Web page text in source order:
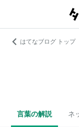
はてなブログ トップ
言葉の解説 ネ